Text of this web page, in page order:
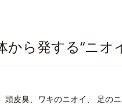
から発する“ニオ
頭皮臭、ワキのニオイ、 足の